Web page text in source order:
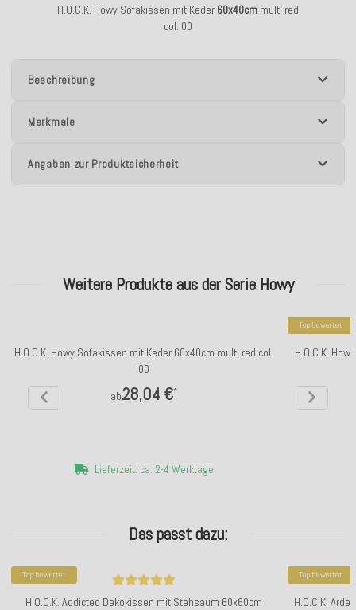
H.O.C.K. Howy Sofakissen mit Keder 60x40cm multi red
col. 00
Beschreibung
Merkmale
Angaben zur Produktsicherheit
Weitere Produkte aus der Serie Howy
H.O.C.K. Howy Sofakissen mit Keder 60x40cm multi red col.
00
ab28,04 €*
Lieferzeit: ca. 2-4 Werktage
Top bewertet
H.O.C.K.
Das passt dazu:
Top bewertet
H.O.C.K. Addicted Dekokissen mit Stehsaum 60x60cm
Top bewertet
H.O.C.K.